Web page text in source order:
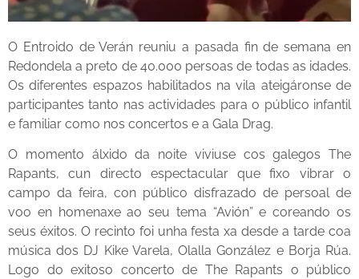
O Entroido de Verán reuniu a pasada fin de semana en
Redondela a preto de 40.000 persoas de todas as idades.
Os diferentes espazos habilitados na vila ateigáronse de
participantes tanto nas actividades para o público infantil
e familiar como nos concertos e a Gala Drag.
O momento álxido da noite viviuse cos galegos The
Rapants, cun directo espectacular que fixo vibrar o
campo da feira, con público disfrazado de persoal de
voo en homenaxe ao seu tema “Avión” e coreando os
seus éxitos. O recinto foi unha festa xa desde a tarde coa
música dos DJ Kike Varela, Olalla González e Borja Rúa.
Logo do exitoso concerto de The Rapants o público